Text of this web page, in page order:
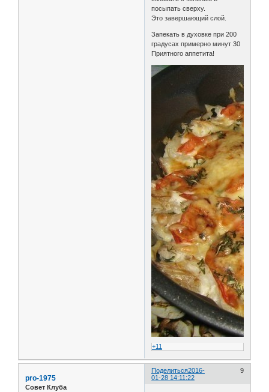
посыпать сверху.
Это завершающий слой.
Запекать в духовке при 200
градусах примерно минут 30
Приятного аппетита!
+11
Поделиться 9
2016-
01-28 14:11:22
pro-1975
Совет Клуба